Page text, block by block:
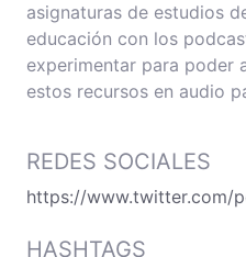
asignaturas de estudios
educación con los
experimentar para poder
estos recursos en audio
REDES SOCIALES
https://www.twitter.com/
HASHTAGS